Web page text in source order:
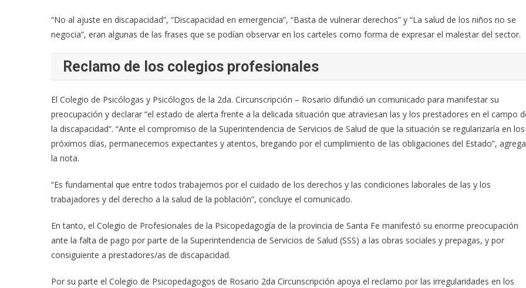
“No al ajuste en discapacidad”, “Discapacidad en emergencia”, “Basta de vulnerar derechos” y “La salud de los niños no se
negocia”, eran algunas de las frases que se podían observar en los carteles como forma de expresar el malestar del sector.
Reclamo de los colegios profesionales
El Colegio de Psicólogas y Psicólogos de la 2da. Circunscripción – Rosario difundió un comunicado para manifestar su
preocupación y declarar “el estado de alerta frente a la delicada situación que atraviesan las y los prestadores en el campo
la discapacidad”. “Ante el compromiso de la Superintendencia de Servicios de Salud de que la situación se regularizaría en los
próximos días, permanecemos expectantes y atentos, bregando por el cumplimiento de las obligaciones del Estado”, agrega
la nota.
“Es fundamental que entre todos trabajemos por el cuidado de los derechos y las condiciones laborales de las y los
trabajadores y del derecho a la salud de la población”, concluye el comunicado.
En tanto, el Colegio de Profesionales de la Psicopedagogía de la provincia de Santa Fe manifestó su enorme preocupación
ante la falta de pago por parte de la Superintendencia de Servicios de Salud (SSS) a las obras sociales y prepagas, y por
consiguiente a prestadores/as de discapacidad.
Por su parte el Colegio de Psicopedagogos de Rosario 2da Circunscripción apoya el reclamo por las irregularidades en los